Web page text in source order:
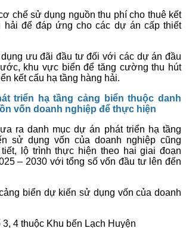
chế sử dụng nguồn thu phí cho thuê kết
hải để đáp ứng cho các dự án cấp thiết
ưu đãi đầu tư đối với các dự án đầu
khu vực biển để tăng cường thu hút
kết cấu hạ tầng hàng hải.
triển hạ tầng cảng biển thuộc danh
vốn doanh nghiệp để thực hiện
ra danh mục dự án phát triển hạ tầng
sử dụng vốn của doanh nghiệp cũng
lộ trình thực hiện theo hai giai đoạn
– 2030 với tổng số vốn đầu tư lên đến
biển dự kiến sử dụng vốn của doanh
3, 4 thuộc Khu bến Lạch Huyện